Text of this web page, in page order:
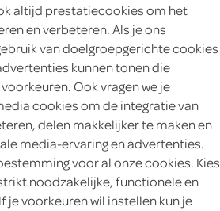
Vermicelli Middel
Gram
altijd prestatiecookies om het
en verbeteren. Als je ons
van doelgroepgerichte cookies
kunnen tonen die
Ook vragen we je
cookies om de integratie van
delen makkelijker te maken en
media-ervaring en advertenties.
voor al onze cookies. Kies
noodzakelijke, functionele en
voorkeuren wil instellen kun je